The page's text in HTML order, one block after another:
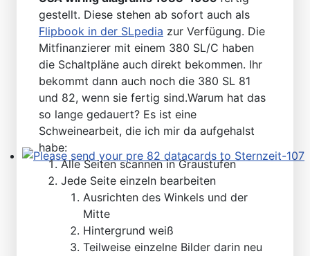
SL und SLC in jeder Farbe sehen
Please send your pre 82 datacards to Sternzeit-107
gestellt. Diese stehen ab sofort auch als
Flipbook in der SLpedia zur Verfügung. Die
Mitfinanzierer mit einem 380 SL/C haben
die Schaltpläne auch direkt bekommen. Ihr
bekommt dann auch noch die 380 SL 81
und 82, wenn sie fertig sind.Warum hat das
so lange gedauert? Es ist eine
Schweinearbeit, die ich mir da aufgehalst
habe:
Alle Seiten scannen in Graustufen
Jede Seite einzeln bearbeiten
Ausrichten des Winkels und der
Mitte
Hintergrund weiß
Teilweise einzelne Bilder darin neu